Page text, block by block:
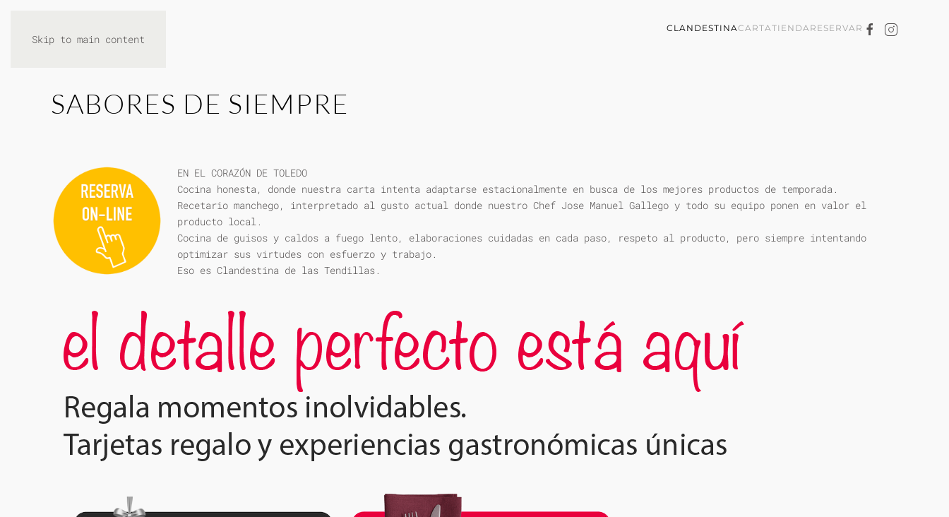
Skip to main content
CLANDESTINACARTATIENDARESERVAR
SABORES DE SIEMPRE
EN EL CORAZÓN DE TOLEDO
Cocina honesta, donde nuestra carta intenta adaptarse estacionalmente en busca de los mejores productos de temporada.
Recetario manchego, interpretado al gusto actual donde nuestro Chef Jose Manuel Gallego y todo su equipo ponen en valor el
producto local.
Cocina de guisos y caldos a fuego lento, elaboraciones cuidadas en cada paso, respeto al producto, pero siempre intentando
optimizar sus virtudes con esfuerzo y trabajo.
Eso es Clandestina de las Tendillas.